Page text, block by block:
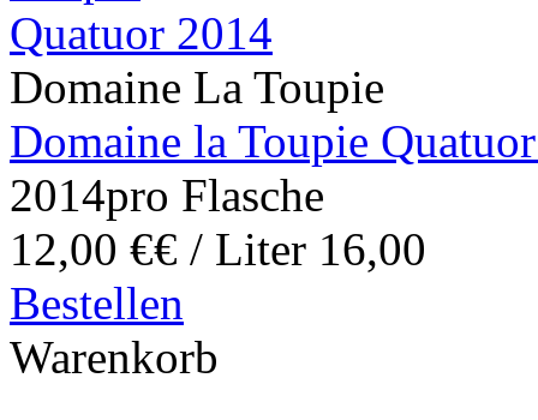
Domaine La Toupie
Domaine la Toupie
2014pro Flasche
12,00 €€ / Liter 16,00
Bestellen
Warenkorb